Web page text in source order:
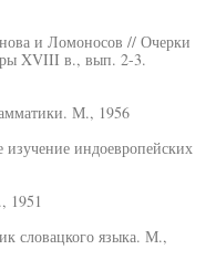
и Ломоносов // Очерки
XVIII в., вып. 2-3.
М., 1956
индоевропейских
1951
словацкого языка. М.,